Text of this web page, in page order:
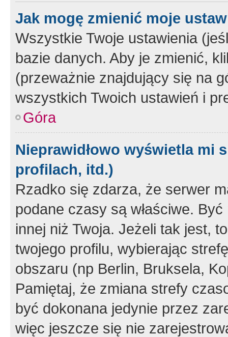
Jak mogę zmienić moje
Wszystkie Twoje ustawienia
bazie danych. Aby je zmienić,
(przeważnie znajdujący się na
wszystkich Twoich ustawień i
Góra
Nieprawidłowo wyświetla mi
profilach, itd.)
Rzadko się zdarza, że serwer
podane czasy są właściwe.
innej niż Twoja. Jeżeli tak jest,
twojego profilu, wybierając
obszaru (np Berlin, Bruksela,
Pamiętaj, że zmiana strefy
być dokonana jedynie przez
więc jeszcze się nie